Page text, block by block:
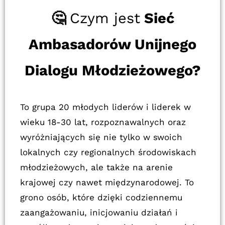
🤔 Czym jestSieć
Ambasadorów Unijnego
Dialogu Młodzieżowego?
To grupa 20 młodych liderów i liderek w
wieku 18-30 lat, rozpoznawalnych oraz
wyróżniających się nie tylko w swoich
lokalnych czy regionalnych środowiskach
młodzieżowych, ale także na arenie
krajowej czy nawet międzynarodowej. To
grono osób, które dzięki codziennemu
zaangażowaniu, inicjowaniu działań i